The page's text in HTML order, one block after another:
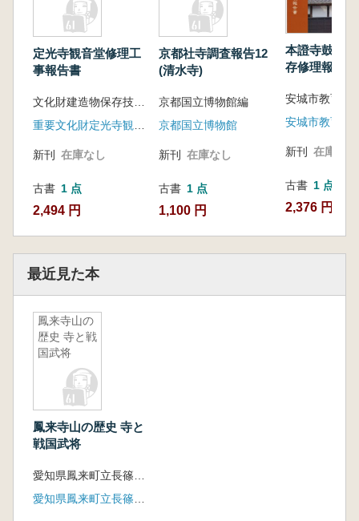
定光寺観音堂修理工
事報告書
新刊 在庫なし
古書 1 点
2,494 円
京都社寺調査報告12
(清水寺)
京都国立博物館編
京都国立博物館
新刊 在庫なし
古書 1 点
1,100 円
本證寺鼓楼
存修理報告書
安城市教育委
新刊 在庫なし
古書 1 点
2,376 円
最近見た本
鳳来寺山の
歴史 寺と戦
国武将
鳳来寺山の歴史 寺と
戦国武将
愛知県鳳来町立長篠城趾史跡保存館編
愛知県鳳来町立長篠城趾史跡保存館